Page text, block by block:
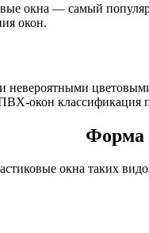
окна — самый
окон.
невероятными
окон классификация
Форма
окна таких